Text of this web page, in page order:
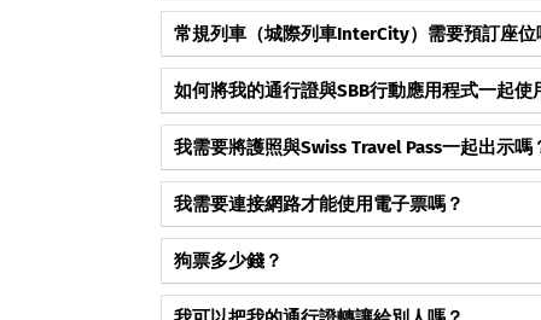
成為第一個按讚這個常見問題的人。
→ 查看完整回答與詳情
成為第一個按讚這個常見問題的人。
可以。如果您持有二等座通行證，但想在某條特
買「升等服務（Class Upgrade）」 。您只需支付
→ 查看完整回答與詳情
成為第一個按讚這個常見問題的人。
常規列車（城際列車InterCity）需要預訂座位
不需要。在瑞士，搭乘常規的城際列車（IC）或區
有在全景列車（冰河列車/伯連納列車）上才強制
→ 查看完整回答與詳情
成為第一個按讚這個常見問題的人。
如何將我的通行證與SBB行動應用程式一起使
重要提示：您不能將Swiss Travel Pass「上傳」
Fare Card（瑞士半價卡），您可以使用該應用程
扣。
→ 查看完整回答與詳情
成為第一個按讚這個常見問題的人。
我需要將護照與Swiss Travel Pass一起出示嗎
需要。因為通行證是個人專屬且不可轉讓的，列
相符。
→ 查看完整回答與詳情
我需要連接網路才能使用電子票嗎？
您最初需要連接網路才能下載車票（PDF/QR
出示時就不需要網路連接
狗票多少錢？
帶狗出行，您通常需要購買「狗狗單日通行證（